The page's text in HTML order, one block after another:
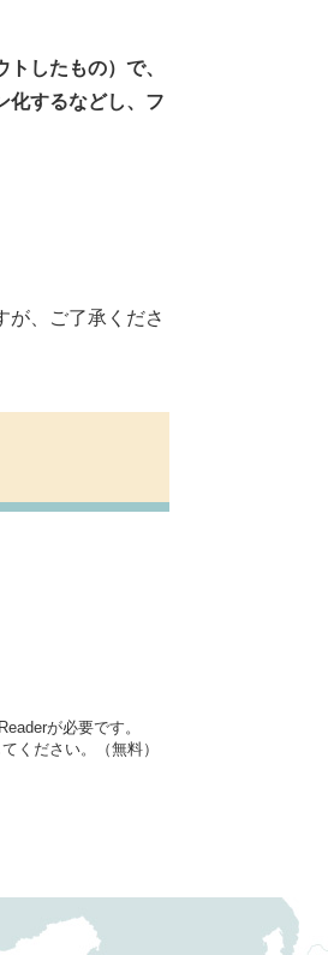
したもの）で、
化するなどし、フ
が、ご了承くださ
が必要です。
ください。（無料）